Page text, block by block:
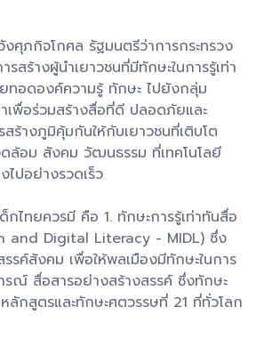
ศุภกิจโกศล รัฐมนตรีว่าการกระทรวง
สร้างผู้นำเยาวชนที่มีทักษะในการรู้เท่า
ทอดองค์ความรู้ ทักษะ ไปยังกลุ่ม
เพื่อร่วมสร้างสื่อที่ดี ปลอดภัยและ
ร้างภูมิคุ้มกันให้กับเยาวชนที่เติบโต
ล้อม สังคม วัฒนธรรม ที่เทคโนโลยี
ไปอย่างรวดเร็ว
กไทยควรมี คือ 1. ทักษะการรู้เท่าทันสื่อ
and Digital Literacy - MIDL) ซึ่ง
รรค์สังคม เพื่อให้พลเมืองมีทักษะในการ
ณ์ สื่อสารอย่างสร้างสรรค์ ซึ่งทักษะ
ลักสูตรและทักษะศตวรรษที่ 21 ที่ทั่วโลก